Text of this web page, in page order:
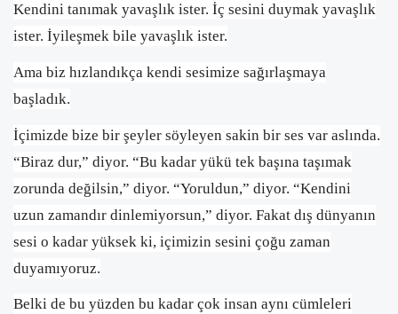
Kendini tanımak yavaşlık ister. İç sesini duymak yavaşlık
ister. İyileşmek bile yavaşlık ister.
Ama biz hızlandıkça kendi sesimize sağırlaşmaya
başladık.
İçimizde bize bir şeyler söyleyen sakin bir ses var aslında.
“Biraz dur,” diyor. “Bu kadar yükü tek başına taşımak
zorunda değilsin,” diyor. “Yoruldun,” diyor. “Kendini
uzun zamandır dinlemiyorsun,” diyor. Fakat dış dünyanın
sesi o kadar yüksek ki, içimizin sesini çoğu zaman
duyamıyoruz.
Belki de bu yüzden bu kadar çok insan aynı cümleleri